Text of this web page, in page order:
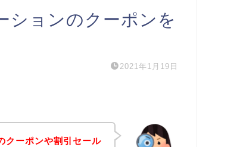
ションのクーポンを
2021年1月19日
クーポンや割引セール